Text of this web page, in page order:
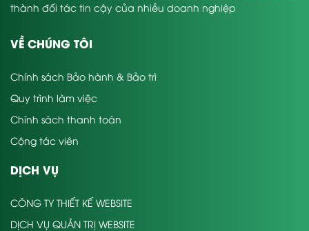
thành đối tác tin cậy của nhiều doanh nghiệp
VỀ CHÚNG TÔI
Chính sách Bảo hành & Bảo trì
Quy trình làm việc
Chính sách thanh toán
Cộng tác viên
DỊCH VỤ
CÔNG TY THIẾT KẾ WEBSITE
DỊCH VỤ QUẢN TRỊ WEBSITE